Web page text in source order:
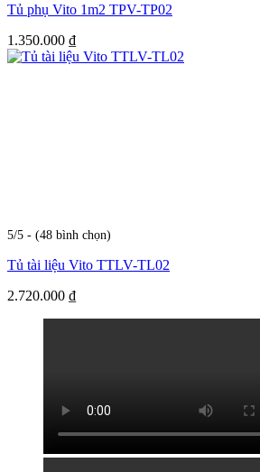
Tủ phụ Vito 1m2 TPV-TP02
1.350.000 ₫
5/5 - (48 bình chọn)
Tủ tài liệu Vito TTLV-TL02
2.720.000 ₫